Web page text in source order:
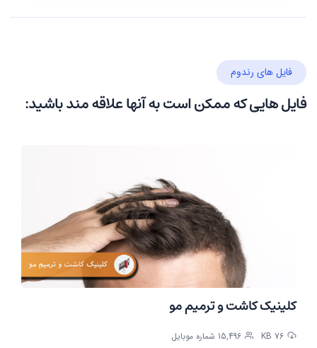
فایل های رندوم
فایل هایی که ممکن است به آنها علاقه مند باشید:
کلینیک کاشت و ترمیم مو
76 KB 15,496 شماره موبایل